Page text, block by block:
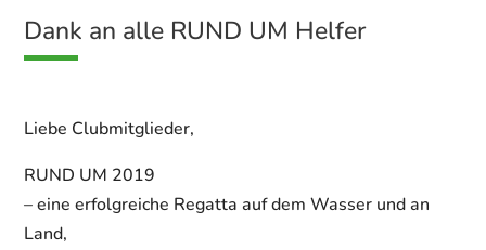
Dank an alle RUND UM Helfer
Liebe Clubmitglieder,
RUND UM 2019
– eine erfolgreiche Regatta auf dem Wasser und an
Land,